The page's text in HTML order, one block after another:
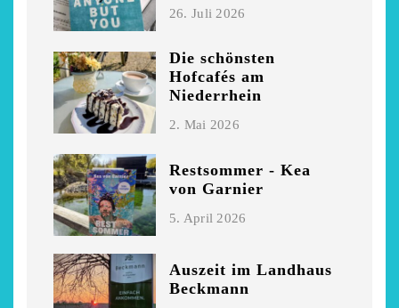
26. Juli 2026
Die schönsten
Hofcafés am
Niederrhein
2. Mai 2026
Restsommer - Kea
von Garnier
5. April 2026
Auszeit im Landhaus
Beckmann